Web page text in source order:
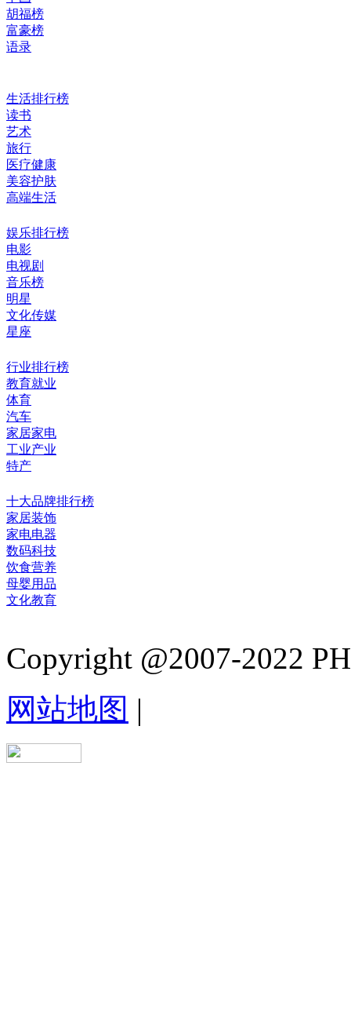
胡福榜
富豪榜
语录
生活排行榜
读书
艺术
旅行
医疗健康
美容护肤
高端生活
娱乐排行榜
电影
电视剧
音乐榜
明星
文化传媒
星座
行业排行榜
教育就业
体育
汽车
家居家电
工业产业
特产
十大品牌排行榜
家居装饰
家电电器
数码科技
饮食营养
母婴用品
文化教育
Copyright @2007-2022
网站地图 |